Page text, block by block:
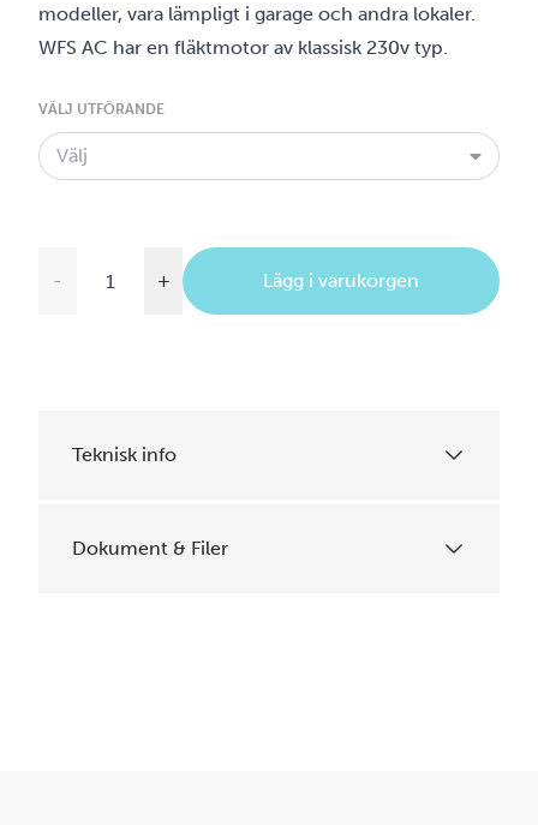
modeller, vara lämpligt i garage och andra lokaler.
WFS AC har en fläktmotor av klassisk 230v typ.
VÄLJ UTFÖRANDE
Välj
- + Lägg i varukorgen
Teknisk info
Dokument & Filer